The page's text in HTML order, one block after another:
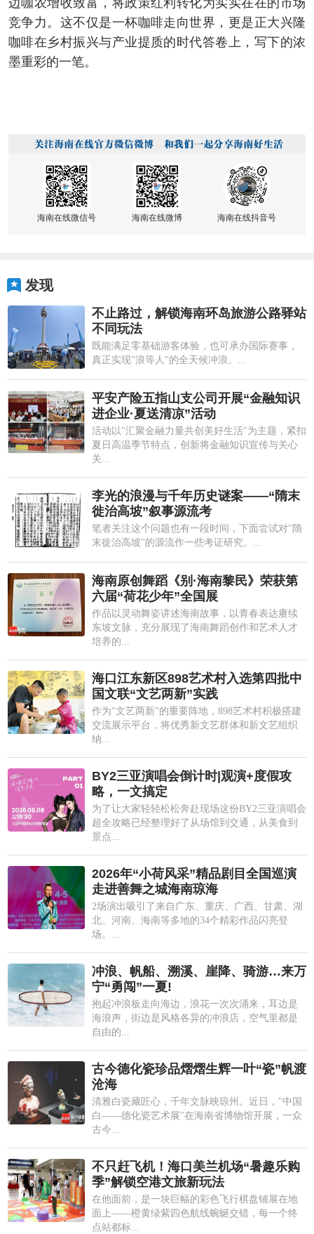
竞争力。这不仅是一杯咖啡走向世界，更是正大兴隆
咖啡在乡村振兴与产业提质的时代答卷上，写下的浓
墨重彩的一笔。
海南在线微信号 海南在线微博 海南在线抖音号
发现
不止路过，解锁海南环岛旅游公路驿站
不同玩法
既能满足零基础游客体验，也可承办国际赛事，
真正实现"浪等人"的全天候冲浪。...
平安产险五指山支公司开展“金融知识
进企业·夏送清凉”活动
活动以"汇聚金融力量共创美好生活"为主题，紧扣
夏日高温季节特点，创新将金融知识宣传与关心
关...
李光的浪漫与千年历史谜案——“隋末
徙治高坡”叙事源流考
笔者关注这个问题也有一段时间，下面尝试对"隋
末徙治高坡"的源流作一些考证研究。...
海南原创舞蹈《别·海南黎民》荣获第
六届“荷花少年”全国展
作品以灵动舞姿讲述海南故事，以青春表达赓续
东坡文脉，充分展现了海南舞蹈创作和艺术人才
培养的...
海口江东新区898艺术村入选第四批中
国文联“文艺两新”实践
作为"文艺两新"的重要阵地，898艺术村积极搭建
交流展示平台，将优秀新文艺群体和新文艺组织
纳...
BY2三亚演唱会倒计时|观演+度假攻
略，一文搞定
为了让大家轻轻松松奔赴现场这份BY2三亚演唱会
超全攻略已经整理好了从场馆到交通，从美食到
景点...
2026年“小荷风采”精品剧目全国巡演
走进善舞之城海南琼海
2场演出吸引了来自广东、重庆、广西、甘肃、湖
北、河南、海南等多地的34个精彩作品闪亮登
场。...
冲浪、帆船、溯溪、崖降、骑游…来万
宁“勇闯”一夏!
抱起冲浪板走向海边，浪花一次次涌来，耳边是
海浪声，街边是风格各异的冲浪店，空气里都是
自由的...
古今德化瓷珍品熠熠生辉一叶“瓷”帆渡
沧海
清雅白瓷藏匠心，千年文脉映琼州。近日，"中国
白——德化瓷艺术展"在海南省博物馆开展，一众
古今...
不只赶飞机！海口美兰机场“暑趣乐购
季”解锁空港文旅新玩法
在他面前，是一块巨幅的彩色飞行棋盘铺展在地
面上——橙黄绿紫四色航线蜿蜒交错，每一个终
点站都标...